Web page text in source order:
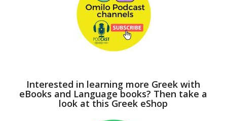
Interested in learning more Greek with
eBooks and Language books? Then take a
look at this Greek eShop